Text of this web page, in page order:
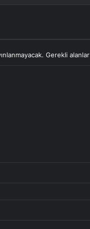
Gerekli alanlar